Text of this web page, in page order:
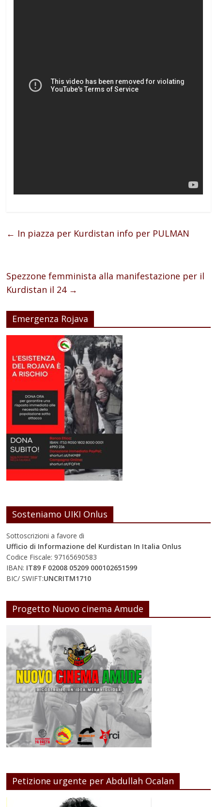
← In piazza per Kurdistan info per PULMAN
Spezzone femminista alla manifestazione per il
Kurdistan il 24 →
Emergenza Rojava
Sosteniamo UIKI Onlus
Sottoscrizioni a favore di
Ufficio di Informazione del Kurdistan In Italia Onlus
Codice Fiscale: 97165690583
IBAN: IT89 F 02008 05209 000102651599
BIC/ SWIFT:UNCRITM1710
Progetto Nuovo cinema Amude
Petizione urgente per Abdullah Ocalan